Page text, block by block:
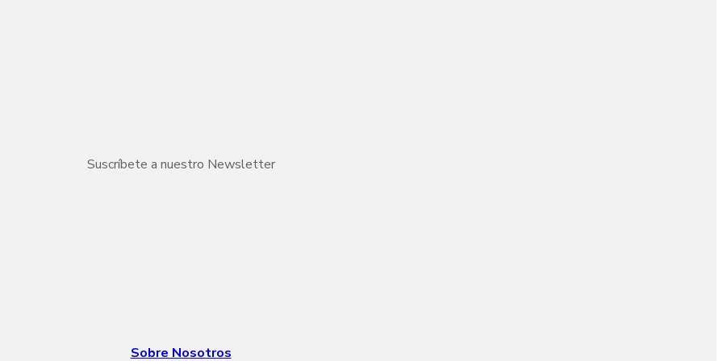
Suscríbete a nuestro Newsletter
Sobre Nosotros